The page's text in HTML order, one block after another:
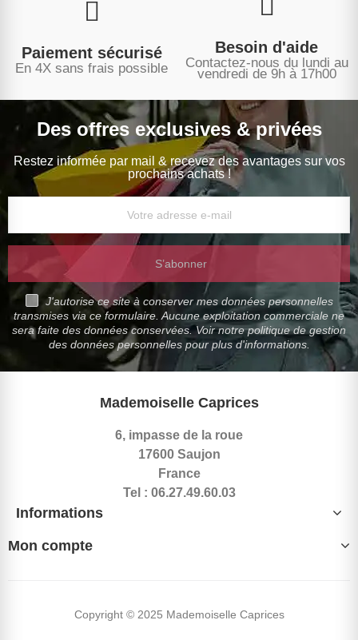
Paiement sécurisé
En 4X sans frais possible
Besoin d'aide
Contactez-nous du lundi au
vendredi de 9h à 17h00
Des offres exclusives & privées
Restez informée par mail & recevez des avantages sur vos
prochains achats !
S’abonner
J'autorise ce site à conserver mes données personnelles
transmises via ce formulaire. Aucune exploitation commerciale ne
sera faite des données conservées. Voir notre politique de gestion
des données personnelles pour plus d'informations.
Mademoiselle Caprices
6, impasse de la roue
17600 Saujon
France
Tel : 06.27.49.60.03
Informations
Mon compte
Copyright © 2025 Mademoiselle Caprices